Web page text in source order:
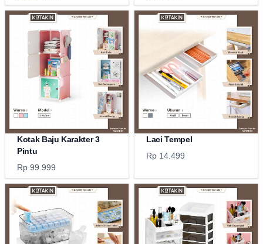
Kotak Baju Karakter 3
Pintu
Rp 99.999
Laci Tempel
Rp 14.499